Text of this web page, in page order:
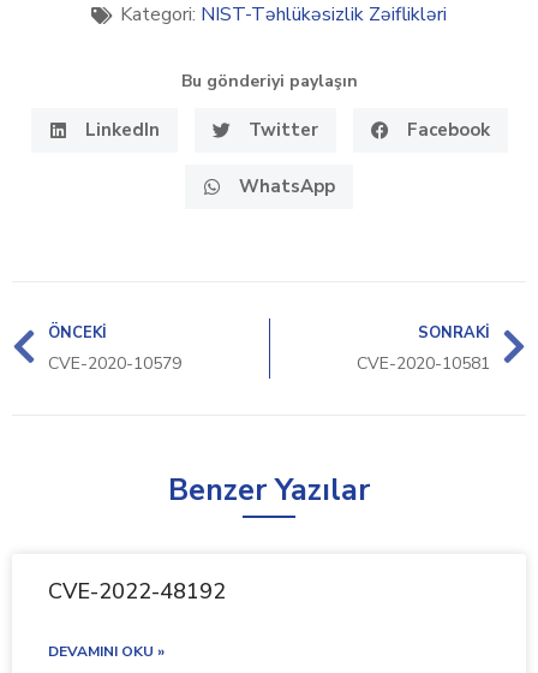
Kategori: NIST-Təhlükəsizlik Zəiflikləri
Bu gönderiyi paylaşın
LinkedIn Twitter Facebook
WhatsApp
ÖNCEKI
CVE-2020-10579
SONRAKI
CVE-2020-10581
Benzer Yazılar
CVE-2022-48192
DEVAMINI OKU »